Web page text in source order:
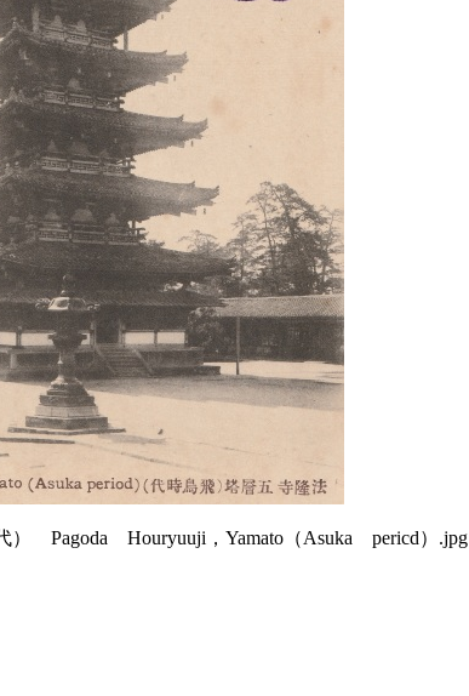
Pagoda Houryuuji，Yamato（Asuka pericd）.jpg